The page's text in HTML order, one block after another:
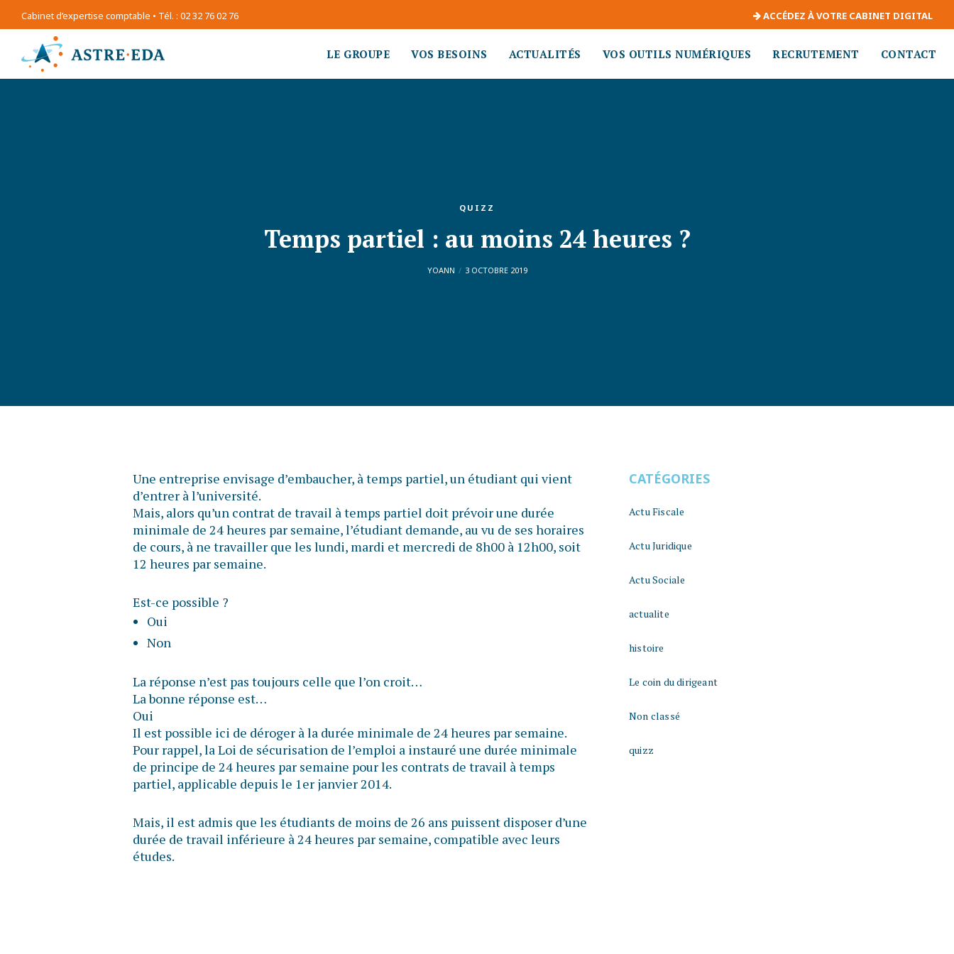
Cabinet d’expertise comptable • Tél. : 02 32 76 02 76 ACCÉDEZ À VOTRE CABINET DIGITAL
LE GROUPE VOS BESOINS ACTUALITÉS VOS OUTILS NUMÉRIQUES RECRUTEMENT CONTACT
QUIZZ
Temps partiel : au moins 24 heures ?
YOANN 3 OCTOBRE 2019
Une entreprise envisage d’embaucher, à temps partiel, un étudiant qui vient
d’entrer à l’université.
Mais, alors qu’un contrat de travail à temps partiel doit prévoir une durée
minimale de 24 heures par semaine, l’étudiant demande, au vu de ses horaires
de cours, à ne travailler que les lundi, mardi et mercredi de 8h00 à 12h00, soit
12 heures par semaine.
Est-ce possible ?
Oui
Non
La réponse n’est pas toujours celle que l’on croit…
La bonne réponse est…
Oui
Il est possible ici de déroger à la durée minimale de 24 heures par semaine.
Pour rappel, la Loi de sécurisation de l’emploi a instauré une durée minimale
de principe de 24 heures par semaine pour les contrats de travail à temps
partiel, applicable depuis le 1er janvier 2014.
Mais, il est admis que les étudiants de moins de 26 ans puissent disposer d’une
durée de travail inférieure à 24 heures par semaine, compatible avec leurs
études.
CATÉGORIES
Actu Fiscale
Actu Juridique
Actu Sociale
actualite
histoire
Le coin du dirigeant
Non classé
quizz